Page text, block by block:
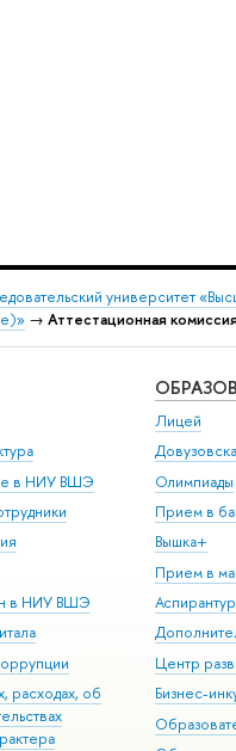
университет
→ Аттестационная
в НИУ ВШЭ
в НИУ ВШЭ
расходах, об
Лицей
Олимпиады
Прием в
Вышка+
Прием в
Центр
Бизнес-